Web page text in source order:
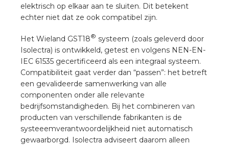
elektrisch op elkaar aan te sluiten. Dit betekent
echter niet dat ze ook compatibel zijn.
Het Wieland GST18® systeem (zoals geleverd door
Isolectra) is ontwikkeld, getest en volgens NEN-EN-
IEC 61535 gecertificeerd als een integraal systeem.
Compatibiliteit gaat verder dan “passen”: het betreft
een gevalideerde samenwerking van alle
componenten onder alle relevante
bedrijfsomstandigheden. Bij het combineren van
producten van verschillende fabrikanten is de
systeeemverantwoordelijkheid niet automatisch
gewaarborgd. Isolectra adviseert daarom alleen
installeren
installeren